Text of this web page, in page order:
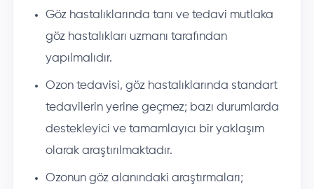
Göz hastalıklarında tanı ve tedavi mutlaka
göz hastalıkları uzmanı tarafından
yapılmalıdır.
Ozon tedavisi, göz hastalıklarında standart
tedavilerin yerine geçmez; bazı durumlarda
destekleyici ve tamamlayıcı bir yaklaşım
olarak araştırılmaktadır.
Ozonun göz alanındaki araştırmaları;